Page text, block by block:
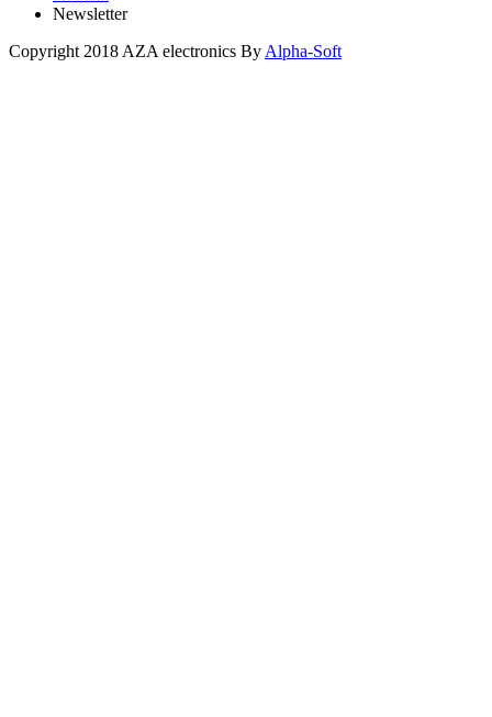
Newsletter
Copyright 2018 AZA electronics By Alpha-Soft